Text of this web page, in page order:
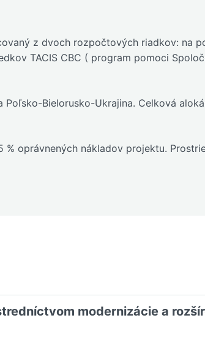
z dvoch rozpočtových riadkov: na
TACIS CBC ( program pomoci
Bielorusko-Ukrajina. Celková
oprávnených nákladov projektu.
modernizácie a